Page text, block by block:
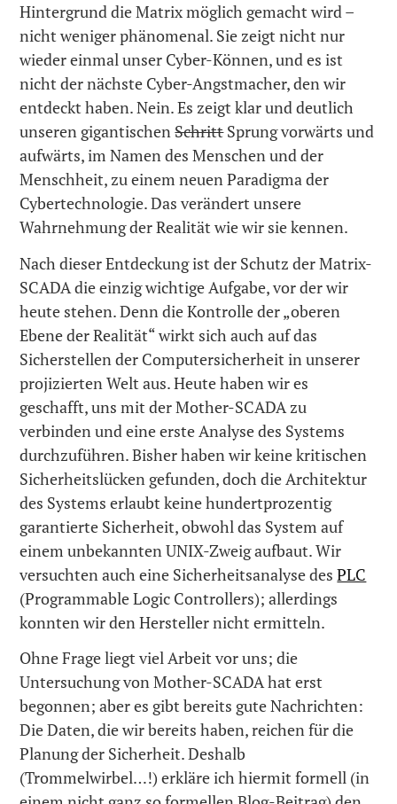
Hintergrund die Matrix möglich gemacht wird –
nicht weniger phänomenal. Sie zeigt nicht nur
wieder einmal unser Cyber-Können, und es ist
nicht der nächste Cyber-Angstmacher, den wir
entdeckt haben. Nein. Es zeigt klar und deutlich
unseren gigantischenSchrittSprung vorwärts und
aufwärts, im Namen des Menschen und der
Menschheit, zu einem neuen Paradigma der
Cybertechnologie. Das verändert unsere
Wahrnehmung der Realität wie wir sie kennen.
Nach dieser Entdeckung ist der Schutz der Matrix-
SCADA die einzig wichtige Aufgabe, vor der wir
heute stehen. Denn die Kontrolle der „oberen
Ebene der Realität“ wirkt sich auch auf das
Sicherstellen der Computersicherheit in unserer
projizierten Welt aus. Heute haben wir es
geschafft, uns mit der Mother-SCADA zu
verbinden und eine erste Analyse des Systems
durchzuführen. Bisher haben wir keine kritischen
Sicherheitslücken gefunden, doch die Architektur
des Systems erlaubt keine hundertprozentig
garantierte Sicherheit, obwohl das System auf
einem unbekannten UNIX-Zweig aufbaut. Wir
versuchten auch eine Sicherheitsanalyse desPLC
(Programmable Logic Controllers); allerdings
konnten wir den Hersteller nicht ermitteln.
Ohne Frage liegt viel Arbeit vor uns; die
Untersuchung von Mother-SCADA hat erst
begonnen; aber es gibt bereits gute Nachrichten:
Die Daten, die wir bereits haben, reichen für die
Planung der Sicherheit. Deshalb
(Trommelwirbel…!) erkläre ich hiermit formell (in